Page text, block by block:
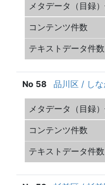
品川区 / し
58